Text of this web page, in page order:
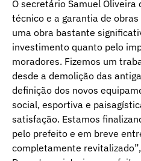
O secretário Samuel
técnico e a garantia de obras
uma obra bastante
investimento quanto pelo
moradores. Fizemos um
desde a demolição das
definição dos novos
social, esportiva e
satisfação. Estamos
pelo prefeito e em breve
completamente